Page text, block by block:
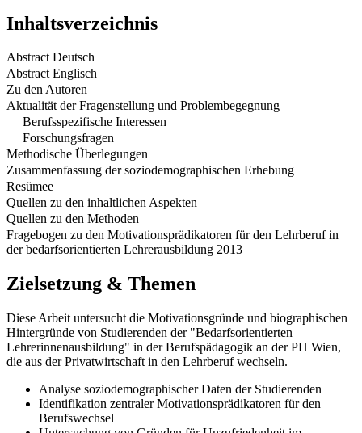
Inhaltsverzeichnis
Abstract Deutsch
Abstract Englisch
Zu den Autoren
Aktualität der Fragenstellung und Problembegegnung
Berufsspezifische Interessen
Forschungsfragen
Methodische Überlegungen
Zusammenfassung der soziodemographischen Erhebung
Resümee
Quellen zu den inhaltlichen Aspekten
Quellen zu den Methoden
Fragebogen zu den Motivationsprädikatoren für den Lehrberuf in
der bedarfsorientierten Lehrerausbildung 2013
Zielsetzung & Themen
Diese Arbeit untersucht die Motivationsgründe und biographischen
Hintergründe von Studierenden der "Bedarfsorientierten
Lehrerinnenausbildung" in der Berufspädagogik an der PH Wien,
die aus der Privatwirtschaft in den Lehrberuf wechseln.
Analyse soziodemographischer Daten der Studierenden
Identifikation zentraler Motivationsprädikatoren für den
Berufswechsel